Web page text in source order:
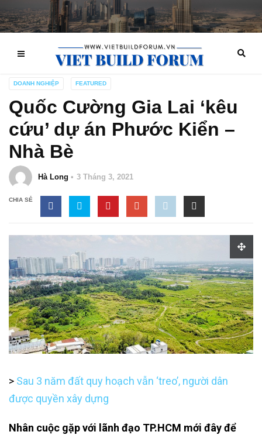
DOANH NGHIỆP FEATURED
Quốc Cường Gia Lai ‘kêu
cứu’ dự án Phước Kiển –
Nhà Bè
Hà Long 3 Tháng 3, 2021
CHIA SẺ
> Sau 3 năm đất quy hoạch vẫn ‘treo’, người dân
được quyền xây dựng
Nhân cuộc gặp với lãnh đạo TP.HCM mới đây để